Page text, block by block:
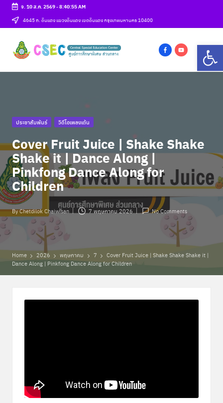
Skip
content
จ. 10 ส.ค. 2569-8:40:55 AM
4645 ถ. ดินแดง แขวงดินแดง เขตดินแดง กรุงเทพมหานคร 10400
ศู
น
า
ร
ศึ
ก
ษ
า
พิ
ศ
ษ
csec
a
k
o
e
Posted
in
ประชาสัมพันธ์ วิดีโอเพลงเต้น
Cover Fruit Juice | Shake Shake
Shake it | Dance Along |
Pinkfong Dance Along for
Children
Posted
ByChetdilok Chaiwisan 7 พฤษภาคม 2026 No Comments
Home 2026 พฤษภาคม 7
Cover Fruit Juice | Shake Shake Shake it |
Dance Along | Pinkfong Dance Along for Children